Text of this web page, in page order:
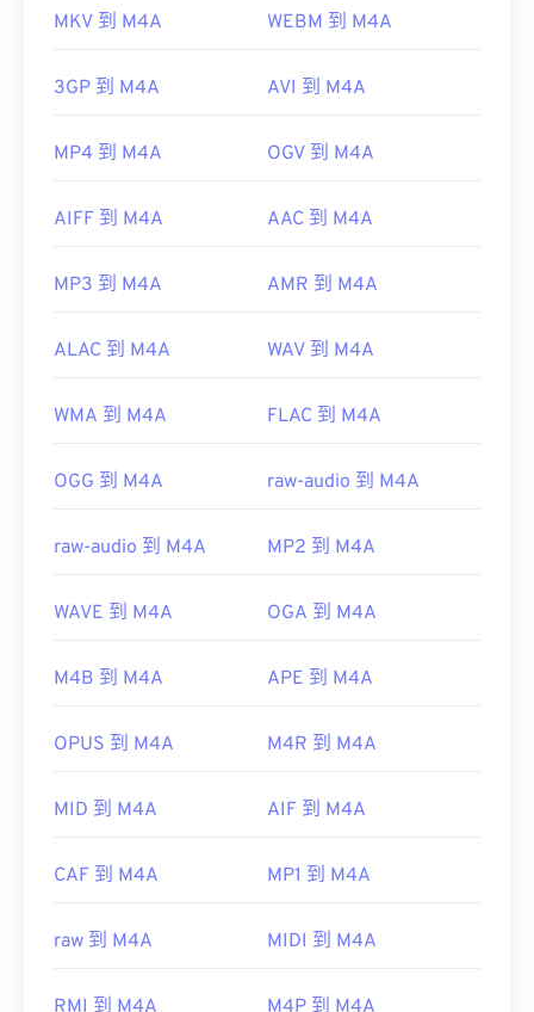
MKV 到 M4A WEBM 到 M4A
3GP 到 M4A AVI 到 M4A
MP4 到 M4A OGV 到 M4A
AIFF 到 M4A AAC 到 M4A
MP3 到 M4A AMR 到 M4A
ALAC 到 M4A WAV 到 M4A
WMA 到 M4A FLAC 到 M4A
OGG 到 M4A raw-audio 到 M4A
raw-audio 到 M4A MP2 到 M4A
WAVE 到 M4A OGA 到 M4A
M4B 到 M4A APE 到 M4A
OPUS 到 M4A M4R 到 M4A
MID 到 M4A AIF 到 M4A
CAF 到 M4A MP1 到 M4A
raw 到 M4A MIDI 到 M4A